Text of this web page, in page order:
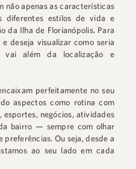
não apenas as características
diferentes estilos de vida e
da Ilha de Florianópolis. Para
deseja visualizar como seria
vai além da localização e
perfeitamente no seu
aspectos como rotina com
esportes, negócios, atividades
bairro — sempre com olhar
preferências. Ou seja, desde a
ao seu lado em cada